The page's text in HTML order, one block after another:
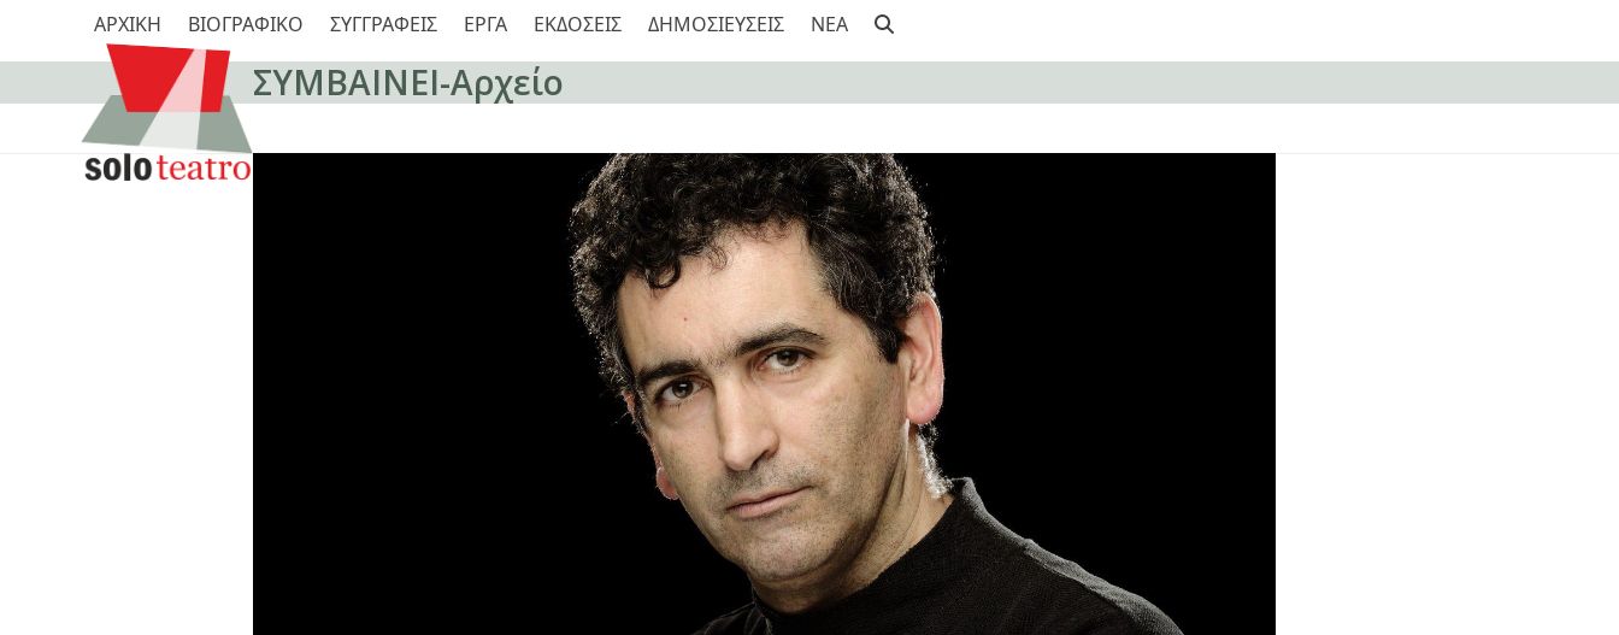
ΑΡΧΙΚΗ ΒΙΟΓΡΑΦΙΚΟ ΣΥΓΓΡΑΦΕΙΣ ΕΡΓΑ ΕΚΔΟΣΕΙΣ ΔΗΜΟΣΙΕΥΣΕΙΣ NEA
ΣΥΜΒΑΙΝΕΙ-Αρχείο